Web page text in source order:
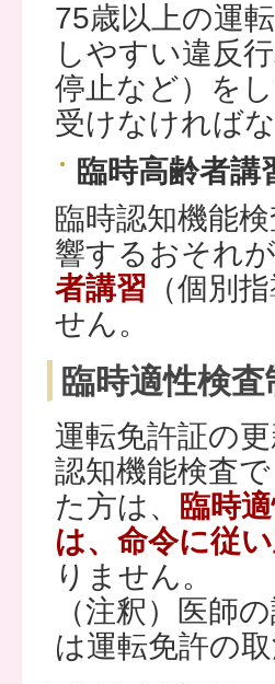
75歳以上の運
しやすい違反
停止など）を
受けなければ
臨時高齢者講
臨時認知機能
響するおそれ
者講習 （個別
せん。
臨時適性検
運転免許証の
認知機能検査で
た方は、
臨時
は、命令に従
りません。
（注釈）医師
は運転免許の